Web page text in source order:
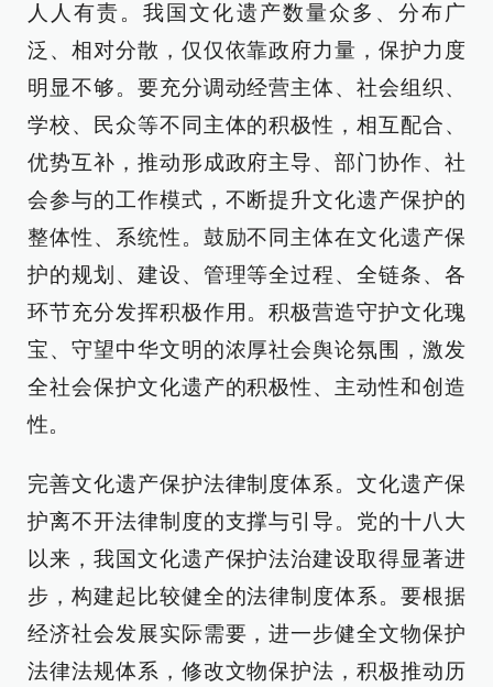
人人有责。我国文化遗产数量众多、分布广
泛、相对分散，仅仅依靠政府力量，保护力度
明显不够。要充分调动经营主体、社会组织、
学校、民众等不同主体的积极性，相互配合、
优势互补，推动形成政府主导、部门协作、社
会参与的工作模式，不断提升文化遗产保护的
整体性、系统性。鼓励不同主体在文化遗产保
护的规划、建设、管理等全过程、全链条、各
环节充分发挥积极作用。积极营造守护文化瑰
宝、守望中华文明的浓厚社会舆论氛围，激发
全社会保护文化遗产的积极性、主动性和创造
性。
完善文化遗产保护法律制度体系。文化遗产保
护离不开法律制度的支撑与引导。党的十八大
以来，我国文化遗产保护法治建设取得显著进
步，构建起比较健全的法律制度体系。要根据
经济社会发展实际需要，进一步健全文物保护
法律法规体系，修改文物保护法，积极推动历